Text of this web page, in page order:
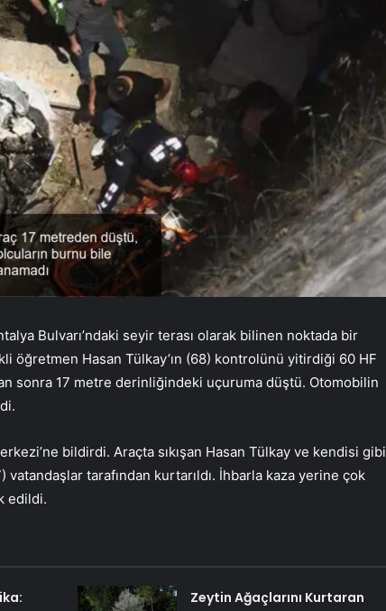
Bulvarı’ndaki seyir terası olarak bilinen noktada bir
öğretmen Hasan Tülkay’ın (68) kontrolünü yitirdiği 60 HF
sonra 17 metre derinliğindeki uçuruma düştü. Otomobilin
bildirdi. Araçta sıkışan Hasan Tülkay ve kendisi gibi
tarafından kurtarıldı. İhbarla kaza yerine çok
edildi.
Zeytin Ağaçlarını Kurtaran